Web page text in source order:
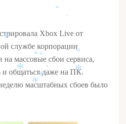
Xbox Live от
службе корпорации
на массовые сбои сервиса,
и общаться даже на ПК.
масштабных сбоев было
*
**
* *
*
*
*
*
*
*
*
*